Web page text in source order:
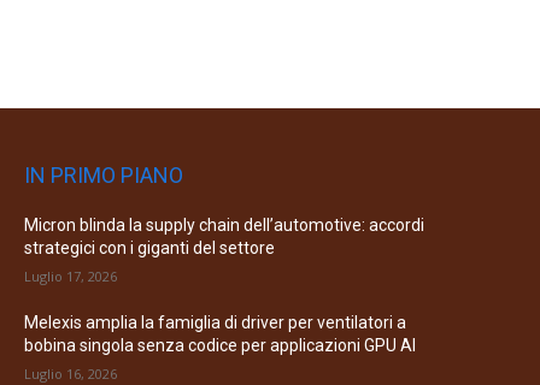
IN PRIMO PIANO
Micron blinda la supply chain dell’automotive: accordi
strategici con i giganti del settore
Luglio 17, 2026
Melexis amplia la famiglia di driver per ventilatori a
bobina singola senza codice per applicazioni GPU AI
Luglio 16, 2026